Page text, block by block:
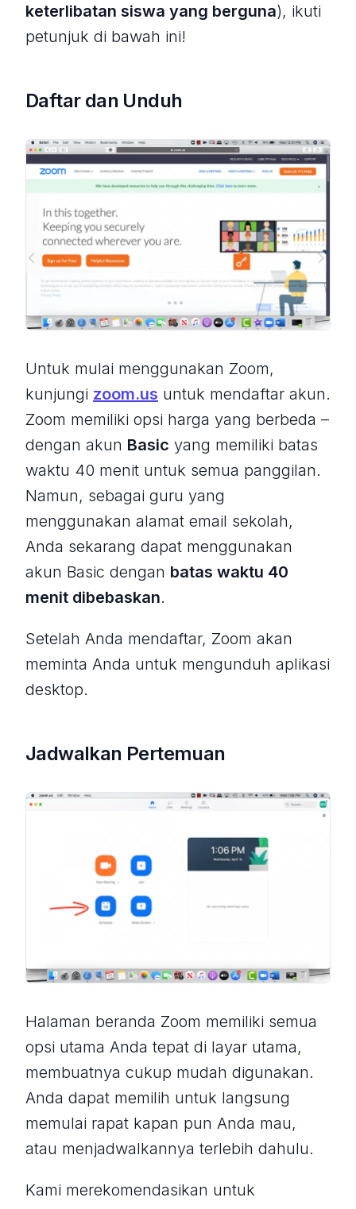
keterlibatan siswa yang berguna), ikuti
petunjuk di bawah ini!
Daftar dan Unduh
Untuk mulai menggunakan Zoom,
kunjungi zoom.us untuk mendaftar akun.
Zoom memiliki opsi harga yang berbeda –
dengan akun Basic yang memiliki batas
waktu 40 menit untuk semua panggilan.
Namun, sebagai guru yang
menggunakan alamat email sekolah,
Anda sekarang dapat menggunakan
akun Basic dengan batas waktu 40
menit dibebaskan.
Setelah Anda mendaftar, Zoom akan
meminta Anda untuk mengunduh aplikasi
desktop.
Jadwalkan Pertemuan
Halaman beranda Zoom memiliki semua
opsi utama Anda tepat di layar utama,
membuatnya cukup mudah digunakan.
Anda dapat memilih untuk langsung
memulai rapat kapan pun Anda mau,
atau menjadwalkannya terlebih dahulu.
Kami merekomendasikan untuk